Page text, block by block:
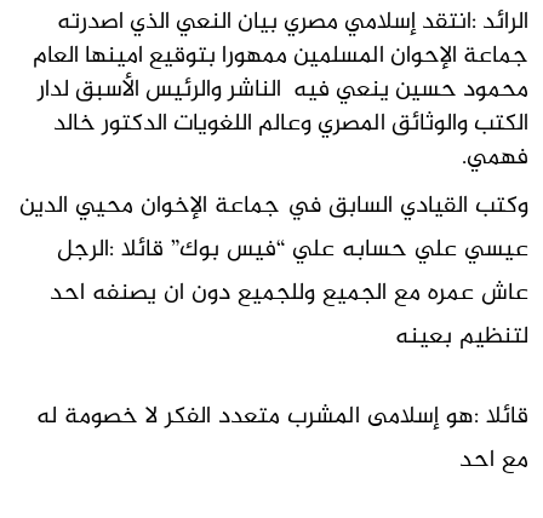
الرائد :انتقد إسلامي مصري بيان النعي الذي اصدرته
جماعة الإحوان المسلمين ممهورا بتوقيع امينها العام
محمود حسين ينعي فيه الناشر والرئيس الأسبق لدار
الكتب والوثائق المصري وعالم اللغويات الدكتور خالد
فهمي.
وكتب القيادي السابق في جماعة الإخوان محيي الدين
عيسي علي حسابه علي “فيس بوك” قائلا :الرجل
عاش عمره مع الجميع وللجميع دون ان يصنفه احد
لتنظيم بعينه
قائلا :هو إسلامى المشرب متعدد الفكر لا خصومة له
مع احد